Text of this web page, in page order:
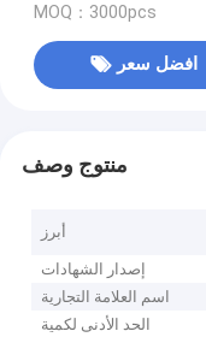
MOQ：3000pcs
افضل سعر
منتوج وصف
أبرز
إصدار الشهادات
اسم العلامة التجارية
الحد الأدنى لكمية